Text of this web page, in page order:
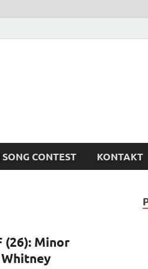
CONTEST KONTAKT
(26): Minor